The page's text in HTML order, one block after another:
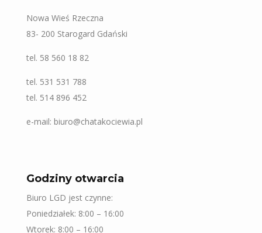
Nowa Wieś Rzeczna
83- 200 Starogard Gdański
tel. 58 560 18 82
tel. 531 531 788
tel. 514 896 452
e-mail: biuro@chatakociewia.pl
Godziny otwarcia
Biuro LGD jest czynne:
Poniedziałek: 8:00 – 16:00
Wtorek: 8:00 – 16:00